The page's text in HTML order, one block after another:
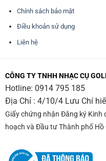
Chính sách bảo mật
Điều khoản sử dụng
Liên hệ
CÔNG TY TNHH NHẠC CỤ
Hotline: 0914 795 185
Địa Chỉ : 4/10/4 Lưu Chí
Giấy chứng nhận Đăng ký Kinh
hoạch và Đầu tư Thành phố